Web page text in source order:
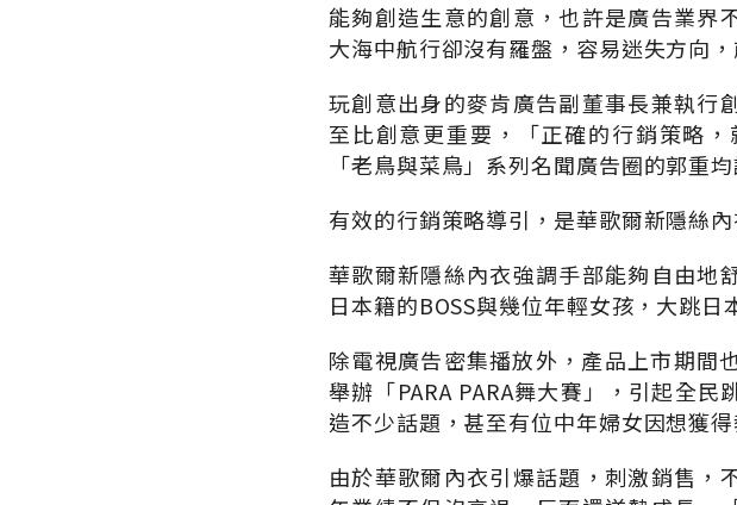
能夠創造生意的創意，也許是廣告業界
大海中航行卻沒有羅盤，容易迷失方向，
玩創意出身的麥肯廣告副董事長兼執行
至比創意更重要，「正確的行銷策略
「老鳥與菜鳥」系列名聞廣告圈的郭重均
有效的行銷策略導引，是華歌爾新隱絲
華歌爾新隱絲內衣強調手部能夠自由地
日本籍的BOSS與幾位年輕女孩，大跳日
除電視廣告密集播放外，產品上市期間
舉辦「PARA PARA舞大賽」，引起全民
造不少話題，甚至有位中年婦女因想獲
由於華歌爾內衣引爆話題，刺激銷售，